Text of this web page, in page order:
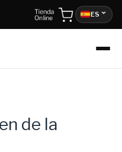
ES
de la